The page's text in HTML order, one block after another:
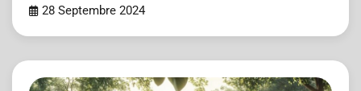
28 Septembre 2024